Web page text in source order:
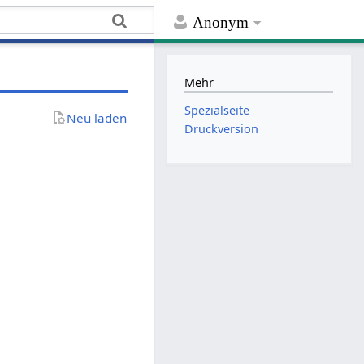
Anonym
Neu laden
Mehr
Spezialseite
Druckversion